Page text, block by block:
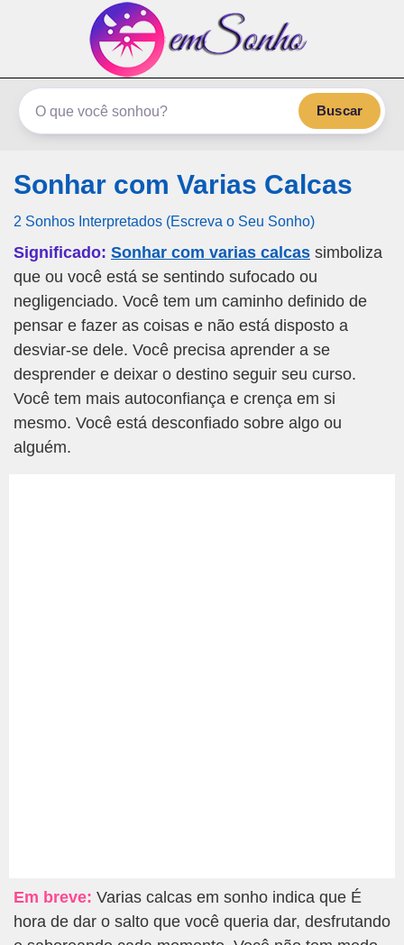
emSonho.com
Os sonhos significam mais
Buscar
Sonhar com Varias Calcas
2 Sonhos Interpretados (Escreva o Seu Sonho)
Significado: Sonhar com varias calcas simboliza
que ou você está se sentindo sufocado ou
negligenciado. Você tem um caminho definido de
pensar e fazer as coisas e não está disposto a
desviar-se dele. Você precisa aprender a se
desprender e deixar o destino seguir seu curso.
Você tem mais autoconfiança e crença em si
mesmo. Você está desconfiado sobre algo ou
alguém.
Em breve: Varias calcas em sonho indica que É
hora de dar o salto que você queria dar, desfrutando